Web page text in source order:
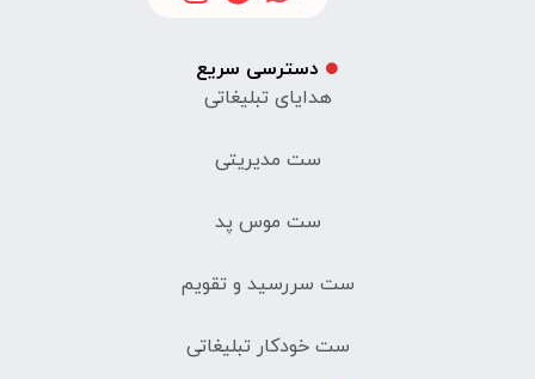
دسترسی سریع
هدایای تبلیغاتی
ست مدیریتی
ست موس پد
ست سررسید و تقویم
ست خودکار تبلیغاتی